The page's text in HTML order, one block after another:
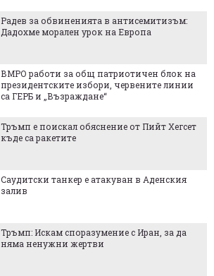
Радев за обвиненията в антисемитизъм:
Дадохме морален урок на Европа
ВМРО работи за общ патриотичен блок на
президентските избори, червените линии
са ГЕРБ и „Възраждане“
Тръмп е поискал обяснение от Пийт Хегсет
къде са ракетите
Саудитски танкер е атакуван в Аденския
залив
Тръмп: Искам споразумение с Иран, за да
няма ненужни жертви